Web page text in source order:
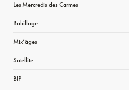
Les Mercredis des Carmes
Babillage
Mix’âges
Satellite
BIP